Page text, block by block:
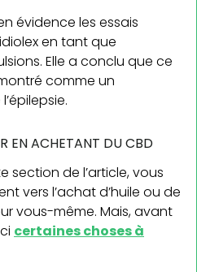
évidence les essais
en tant que
Elle a conclu que ce
comme un
EN ACHETANT DU CBD
section de l’article, vous
vers l’achat d’huile ou de
vous-même. Mais, avant
certaines choses à